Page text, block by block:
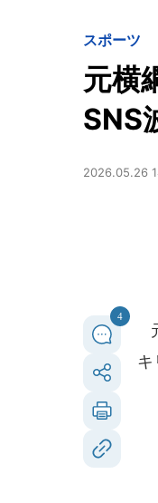
スポーツ
元横
SNS
2026.05.26
4
キ